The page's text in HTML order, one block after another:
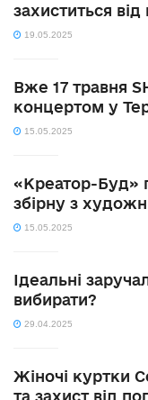
захиститься від
19.05.2025
Вже 17 травня
концертом у
15.05.2025
«Креатор-Буд»
збірну з
15.05.2025
Ідеальні
вибирати?
29.04.2025
Жіночі куртки
та захист від